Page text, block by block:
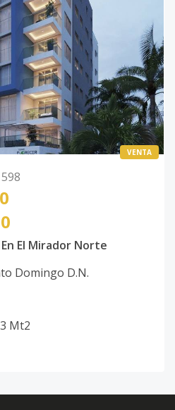
VENTA
El Mirador Norte
Domingo D.N.
Mt2